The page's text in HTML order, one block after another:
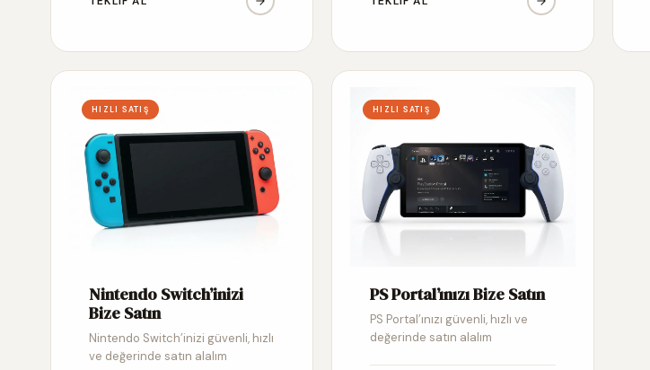
HIZLI SATIŞ
Nintendo Switch’inizi
Bize Satın
Nintendo Switch’inizi güvenli, hızlı
ve değerinde satın alalım
HIZLI SATIŞ
PS Portal’ınızı Bize Satın
PS Portal’ınızı güvenli, hızlı ve
değerinde satın alalım